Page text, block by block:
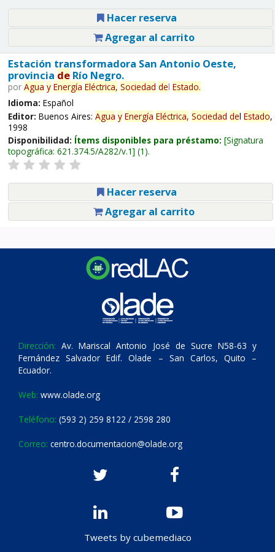
Hacer reserva
Agregar al carrito
Estación transformadora San Antonio Oeste,
provincia deRío Negro.
por Agua y Energía Eléctrica, Sociedad del Estado.
Idioma: Español
Editor: Buenos Aires: Agua y Energía Eléctrica, Sociedad del Estado,
1998
Disponibilidad: Ítems disponibles para préstamo: Signatura
topográfica: 621.374.5/A282/v.1 (1).
Hacer reserva
Agregar al carrito
Dirección: Av. Mariscal Antonio José de Sucre N58-63 y
Fernández Salvador Edif. Olade – San Carlos, Quito –
Ecuador.
Web: www.olade.org
Teléfono: (593 2) 259 8122 / 2598 280
Correo: centro.documentacion@olade.org
Tweets by cubemediaco